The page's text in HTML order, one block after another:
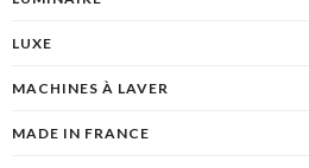
LUXE
MACHINES À LAVER
MADE IN FRANCE